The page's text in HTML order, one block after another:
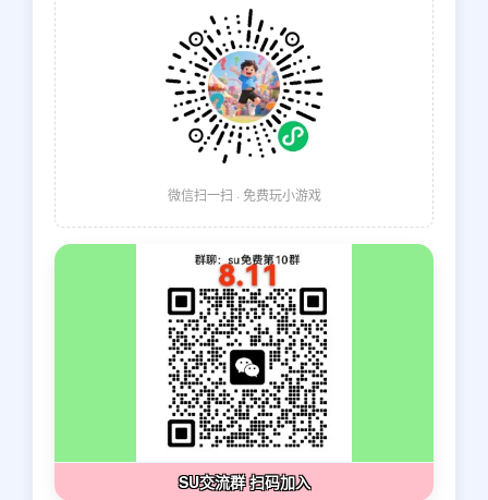
微信扫一扫 · 免费玩小游戏
SU交流群 扫码加入